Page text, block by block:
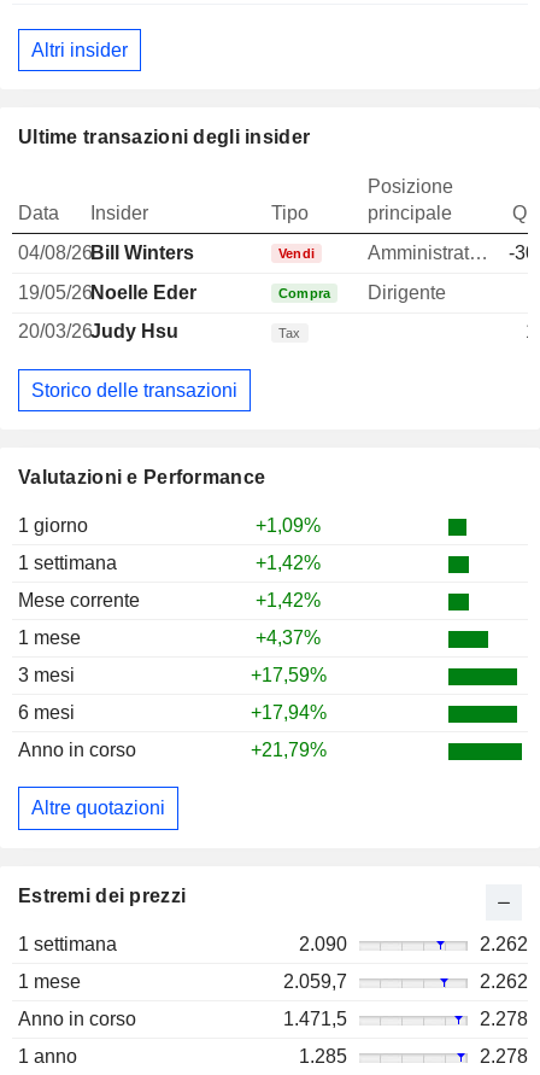
Valutazioni e Performance
1 giorno
+1,09%
1 settimana
+1,42%
Mese corrente
+1,42%
1 mese
+4,37%
3 mesi
+17,59%
6 mesi
+17,94%
Anno in corso
+21,79%
Altre quotazioni
Estremi dei prezzi
1 settimana 2.090
2.262
1 mese
2.059,7
2.262
Anno in corso
1.471,5
2.278
1 anno
1.285
2.278
Altri insider
Ultime transazioni degli insider
Data Insider Tipo
Posizione
principale
04/08/26Bill Winters Vendi Amministratore delegato
-
19/05/26Noelle Eder Compra Dirigente
20/03/26Judy Hsu Tax
Storico delle transazioni